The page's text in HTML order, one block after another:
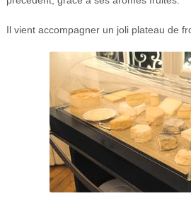
Il vient accompagner un joli plateau de